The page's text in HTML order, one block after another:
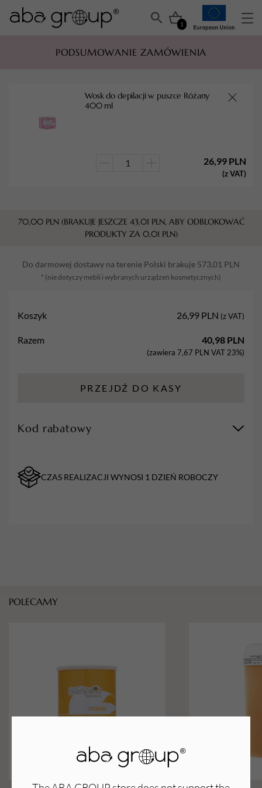
1
PODSUMOWANIE ZAMÓWIENIA
Wosk do depilacji w puszce Różany
400 ml
w
puszce
400
ml
26,99 PLN
(z VAT)
70,00 PLN (BRAKUJE JESZCZE 43,01 PLN, ABY ODBLOKOWAĆ
PRODUKTY ZA 0,01 PLN)
Do darmowej dostawy na terenie Polski brakuje 573,01 PLN
* (nie dotyczy mebli i wybranych urządzeń kosmetycznych)
Koszyk 26,99 PLN (z VAT)
Razem 40,98 PLN
(zawiera 7,67 PLN VAT 23%)
PRZEJDŹ DO KASY
Kod rabatowy
CZAS REALIZACJI WYNOSI 1 DZIEŃ ROBOCZY
POLECAMY